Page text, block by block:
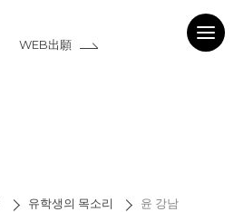
WEB出願
유학생의 목소리 윤 강남